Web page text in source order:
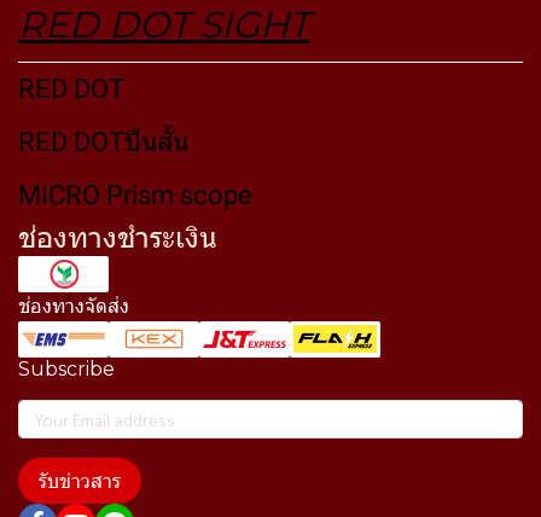
RED DOT SIGHT
RED DOT
RED DOTปืนสั้น
MICRO Prism scope
ช่องทางชำระเงิน
ช่องทางจัดส่ง
Subscribe
รับข่าวสาร